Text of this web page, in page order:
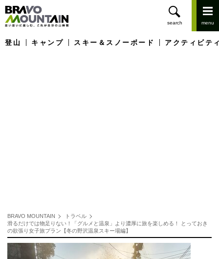
登山 キャンプ スキー＆スノーボード アクティビテ
BRAVO MOUNTAIN
トラベル
滑るだけでは物足りない！「グルメと温泉」より濃厚に旅を楽しめる！ とっておき
の欲張り女子旅プラン【冬の野沢温泉スキー場編】